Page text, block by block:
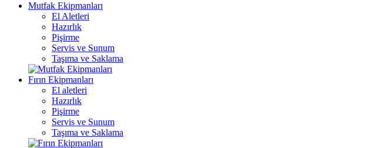
Mutfak Ekipmanları
El Aletleri
Hazırlık
Pişirme
Servis ve Sunum
Taşıma ve Saklama
Fırın Ekipmanları
El aletleri
Hazırlık
Pişirme
Servis ve Sunum
Taşıma ve Saklama